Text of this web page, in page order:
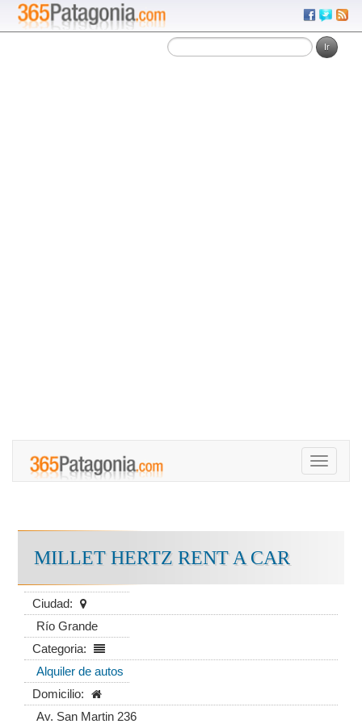
Toggle
MILLET HERTZ RENT A CAR
Ciudad:
Río Grande
Categoria:
Alquiler de autos
Domicilio:
Av. San Martin 236